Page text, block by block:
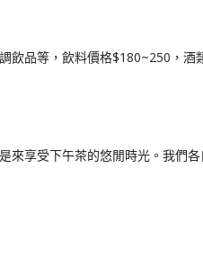
飲品等，飲料價格$180~250，酒
來享受下午茶的悠閒時光。我們